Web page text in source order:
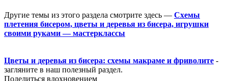
Другие темы из этого раздела смотрите здесь — Схемы
плетения бисером, цветы и деревья из бисера, игрушки
своими руками — мастерклассы
Цветы и деревья из бисера: схемы макраме и фриволите -
загляните в наш полезный раздел.
Поделиться вдохновением